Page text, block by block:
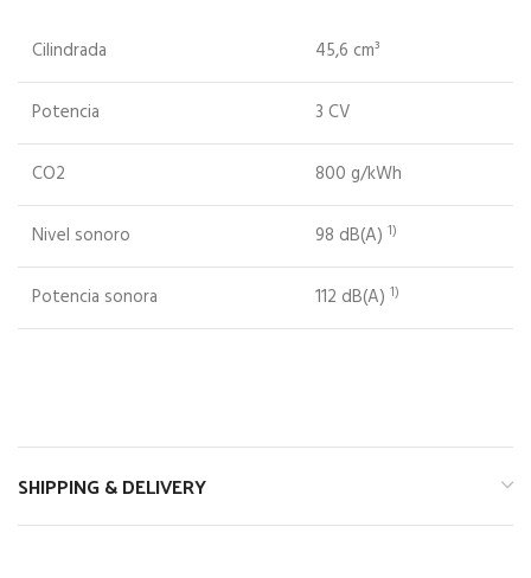
Cilindrada 45,6 cm³
Potencia 3 CV
CO2 800 g/kWh
Nivel sonoro 98 dB(A) 1)
Potencia sonora 112 dB(A) 1)
SHIPPING & DELIVERY